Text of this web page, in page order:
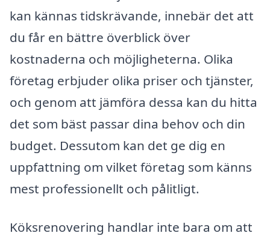
kan kännas tidskrävande, innebär det att
du får en bättre överblick över
kostnaderna och möjligheterna. Olika
företag erbjuder olika priser och tjänster,
och genom att jämföra dessa kan du hitta
det som bäst passar dina behov och din
budget. Dessutom kan det ge dig en
uppfattning om vilket företag som känns
mest professionellt och pålitligt.
Köksrenovering handlar inte bara om att